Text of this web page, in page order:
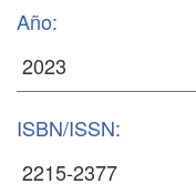
Año:
ISBN/ISSN: